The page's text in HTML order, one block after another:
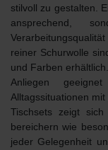
stilvoll zu gestalten.
ansprechend,
reiner Schurwolle
und Farben
Anliegen
Alltagssituationen
Tischsets zeigt
bereichern wie
jeder Gelegenheit